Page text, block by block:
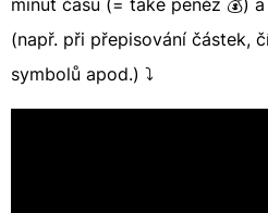
minut času (= také peněz 💰)
(např. při přepisování částek,
symbolů apod.) ⤵️